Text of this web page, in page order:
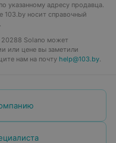
указанному адресу продавца.
103.by носит справочный
20288 Solano может
или цене вы заметили
нам на почту help@103.by.